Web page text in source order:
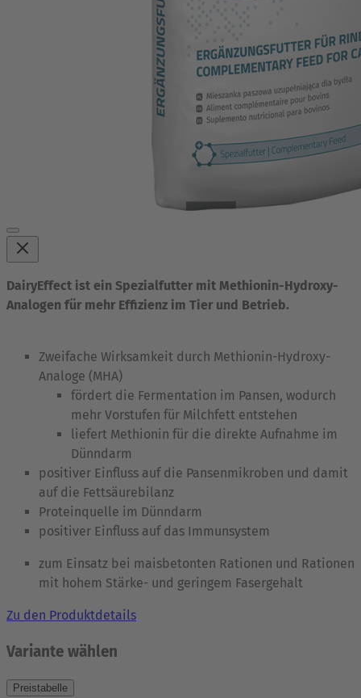
DairyEffect ist ein Spezialfutter mit Methionin-Hydroxy-
Analogen für mehr Effizienz im Tier und Betrieb.
Zweifache Wirksamkeit durch Methionin-Hydroxy-
Analoge (MHA)
fördert die Fermentation im Pansen, wodurch
mehr Vorstufen für Milchfett entstehen
liefert Methionin für die direkte Aufnahme im
Dünndarm
positiver Einfluss auf die Pansenmikroben und damit
auf die Fettsäurebilanz
Proteinquelle im Dünndarm
positiver Einfluss auf das Immunsystem
zum Einsatz bei maisbetonten Rationen und Rationen
mit hohem Stärke- und geringem Fasergehalt
Zu den Produktdetails
Variante wählen
Preistabelle